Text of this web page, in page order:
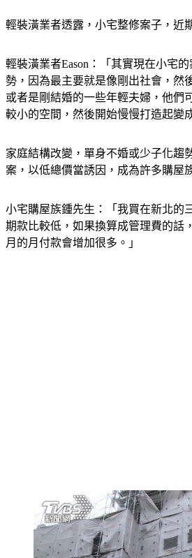
輕裝潢業者透露，小宅整修案子，近
輕裝潢業者Eason：「其實現在小宅
勢，因為最主要就是像剛出社會，然
或者是剛結婚的一些年輕夫婦，他們
較小的空間，然後開始慢慢打造起變
家庭結構改變，單身不婚或少子化趨
案，以低總價當誘因，成為許多購屋
小宅購屋族鍾先生：「我買在新北的
期款比較低，如果換算成管理費的話
月的月付款會增加很多。」